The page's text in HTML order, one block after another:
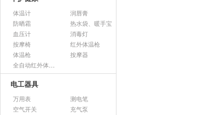
体温计
润唇膏
防晒霜
热水袋、暖手宝
血压计
消毒灯
按摩椅
红外体温枪
体温枪
按摩器
全自动红外体温监测仪
电工器具
万用表
测电笔
空气开关
充气泵